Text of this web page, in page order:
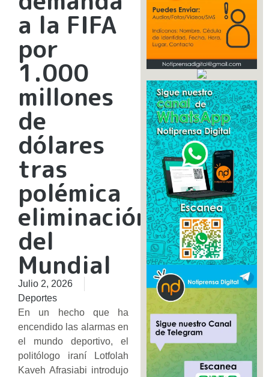
a la FIFA
por
1.000
millones
de
dólares
tras
polémica
eliminación
del
Mundial
Julio 2, 2026
Deportes
En un hecho que ha
encendido las alarmas en
el mundo deportivo, el
politólogo iraní Lotfolah
Kaveh Afrasiabi introdujo